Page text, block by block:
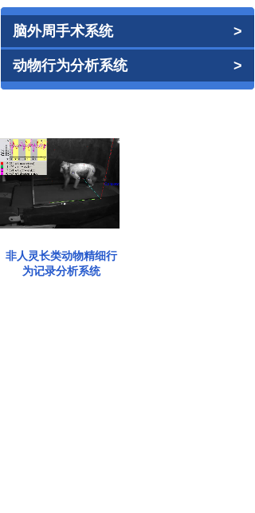
脑外周手术系统 >
动物行为分析系统 >
非人灵长类动物精细行
为记录分析系统